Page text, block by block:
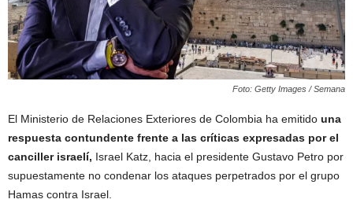
Foto: Getty Images / Semana
El Ministerio de Relaciones Exteriores de Colombia ha emitido una
respuesta contundente frente a las críticas expresadas por el
canciller israelí, Israel Katz, hacia el presidente Gustavo Petro por
supuestamente no condenar los ataques perpetrados por el grupo
Hamas contra Israel.